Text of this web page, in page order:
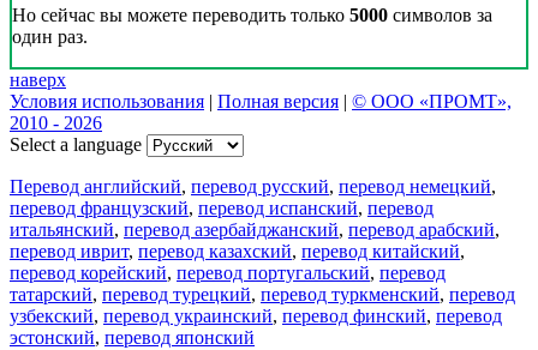
Но сейчас вы можете переводить только 5000 символов за
один раз.
наверх
Условия использования | Полная версия | © ООО «ПРОМТ»,
2010 - 2026
Select a language
Перевод английский, перевод русский, перевод немецкий,
перевод французский, перевод испанский, перевод
итальянский, перевод азербайджанский, перевод арабский,
перевод иврит, перевод казахский, перевод китайский,
перевод корейский, перевод португальский, перевод
татарский, перевод турецкий, перевод туркменский, перевод
узбекский, перевод украинский, перевод финский, перевод
эстонский, перевод японский